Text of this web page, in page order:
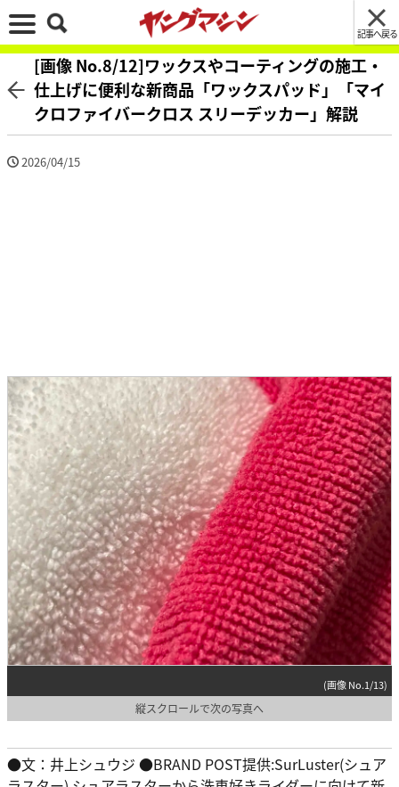
記事へ戻る
[画像 No.8/12]ワックスやコーティングの施工・
仕上げに便利な新商品「ワックスパッド」「マイ
クロファイバークロス スリーデッカー」解説
2026/04/15
(画像 No.1/13)
縦スクロールで次の写真へ
●文：井上シュウジ ●BRAND POST提供:SurLuster(シュア